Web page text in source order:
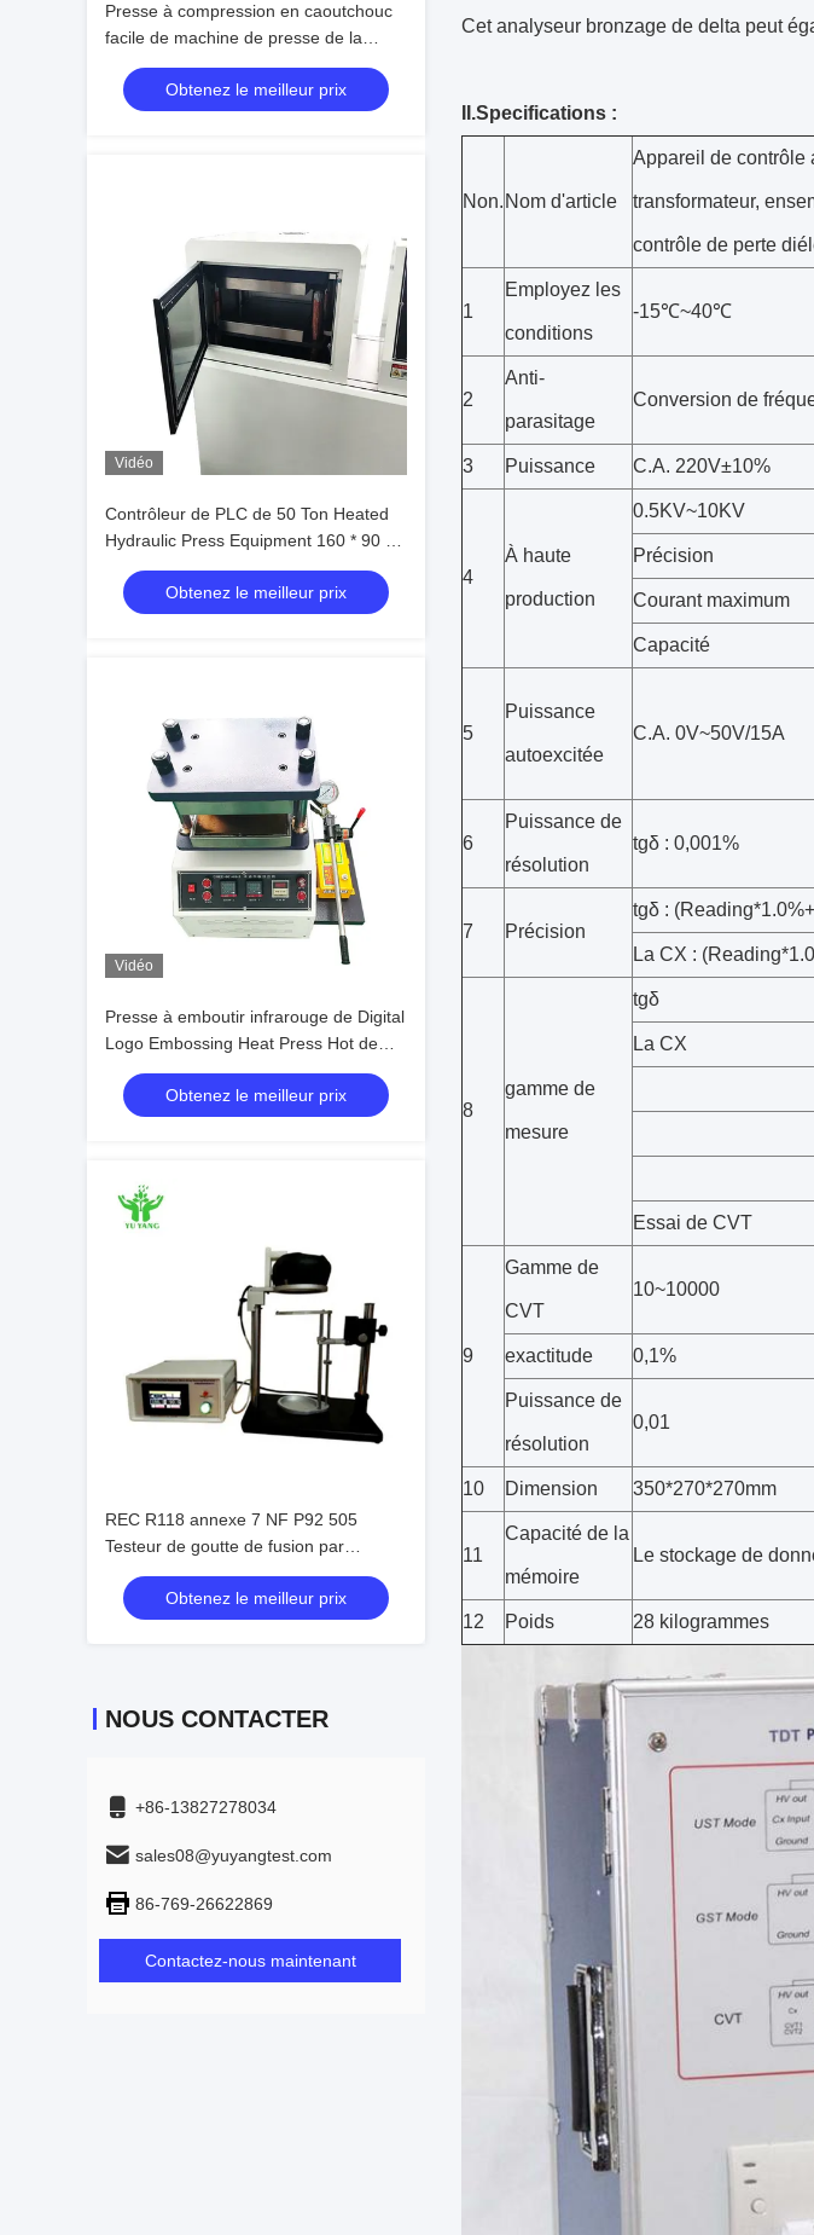
Presse à compression en caoutchouc
facile de machine de presse de la
chaleur de laboratoire
Obtenez le meilleur prix
Vidéo
Contrôleur de PLC de 50 Ton Heated
Hydraulic Press Equipment 160 * 90 *
180cm
Obtenez le meilleur prix
Vidéo
Presse à emboutir infrarouge de Digital
Logo Embossing Heat Press Hot de
manuel d'alignement
Obtenez le meilleur prix
REC R118 annexe 7 NF P92 505
Testeur de goutte de fusion par
rayonnement thermique
Obtenez le meilleur prix
NOUS CONTACTER
+86-13827278034
sales08@yuyangtest.com
86-769-26622869
Contactez-nous maintenant
Cet analyseur bronzage de delta peut
II.Specifications :
Non. Nom d'article
Appareil de contrôle
transformateur,
contrôle de perte
1
Employez les
conditions
-15℃~40℃
2
Anti-
parasitage
Conversion de
3 Puissance C.A. 220V±10%
4
À haute
production
0.5KV~10KV
Précision
Courant maximum
Capacité
5
Puissance
autoexcitée
C.A. 0V~50V/15A
6
Puissance de
résolution
tgδ : 0,001%
7 Précision
tgδ :
La CX :
8
gamme de
mesure
tgδ
La CX
Essai de CVT
9
Gamme de
CVT
10~10000
exactitude 0,1%
Puissance de
résolution
0,01
10 Dimension 350*270*270mm
11
Capacité de la
mémoire
Le stockage de
12 Poids 28 kilogrammes